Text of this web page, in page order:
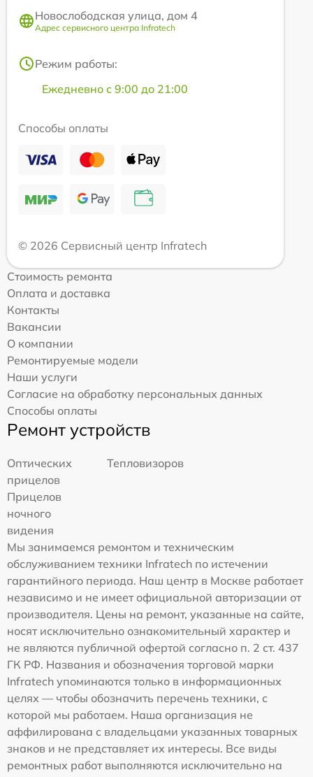
Новослободская улица, дом 4
Адрес сервисного центра Infratech
Режим работы:
Ежедневно с 9:00 до 21:00
Способы оплаты
© 2026 Сервисный центр Infratech
Стоимость ремонта
Оплата и доставка
Контакты
Вакансии
О компании
Ремонтируемые модели
Наши услуги
Согласие на обработку персональных данных
Способы оплаты
Ремонт устройств
Оптических
прицелов
Тепловизоров
Прицелов
ночного
видения
Мы занимаемся ремонтом и техническим
обслуживанием техники Infratech по истечении
гарантийного периода. Наш центр в Москве работает
независимо и не имеет официальной авторизации от
производителя. Цены на ремонт, указанные на сайте,
носят исключительно ознакомительный характер и
не являются публичной офертой согласно п. 2 ст. 437
ГК РФ. Названия и обозначения торговой марки
Infratech упоминаются только в информационных
целях — чтобы обозначить перечень техники, с
которой мы работаем. Наша организация не
аффилирована с владельцами указанных товарных
знаков и не представляет их интересы. Все виды
ремонтных работ выполняются исключительно на